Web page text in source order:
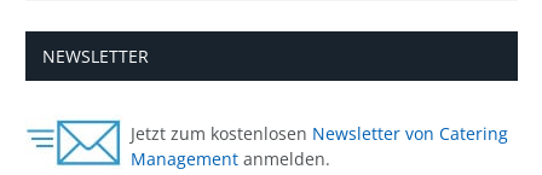
NEWSLETTER
Jetzt zum kostenlosen Newsletter von Catering
Management anmelden.